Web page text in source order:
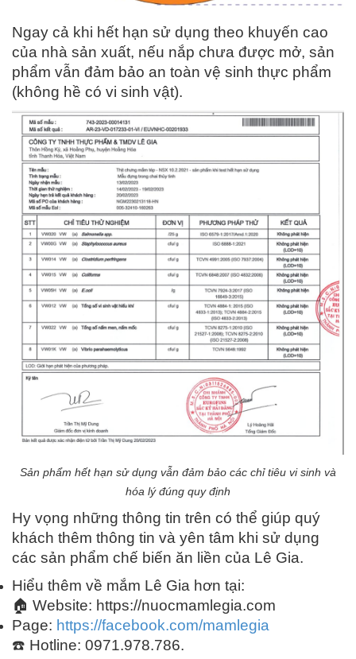
Ngay cả khi hết hạn sử dụng theo khuyến cao
của nhà sản xuất, nếu nắp chưa được mở, sản
phẩm vẫn đảm bảo an toàn vệ sinh thực phẩm
(không hề có vi sinh vật).
Sản phẩm hết hạn sử dụng vẫn đảm bảo các chỉ tiêu vi sinh và
hóa lý đúng quy định
Hy vọng những thông tin trên có thể giúp quý
khách thêm thông tin và yên tâm khi sử dụng
các sản phẩm chế biến ăn liền của Lê Gia.
Hiểu thêm về mắm Lê Gia hơn tại:
🏠 Website: https://nuocmamlegia.com
Page: https://facebook.com/mamlegia
☎️ Hotline: 0971.978.786.